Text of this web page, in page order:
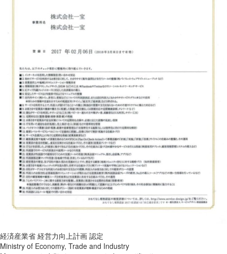
経済産業省 経営力向上計画 認定
Ministry of Economy, Trade and Industry